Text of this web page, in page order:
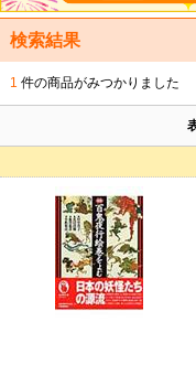
検索結果
1 件の商品がみつかりました